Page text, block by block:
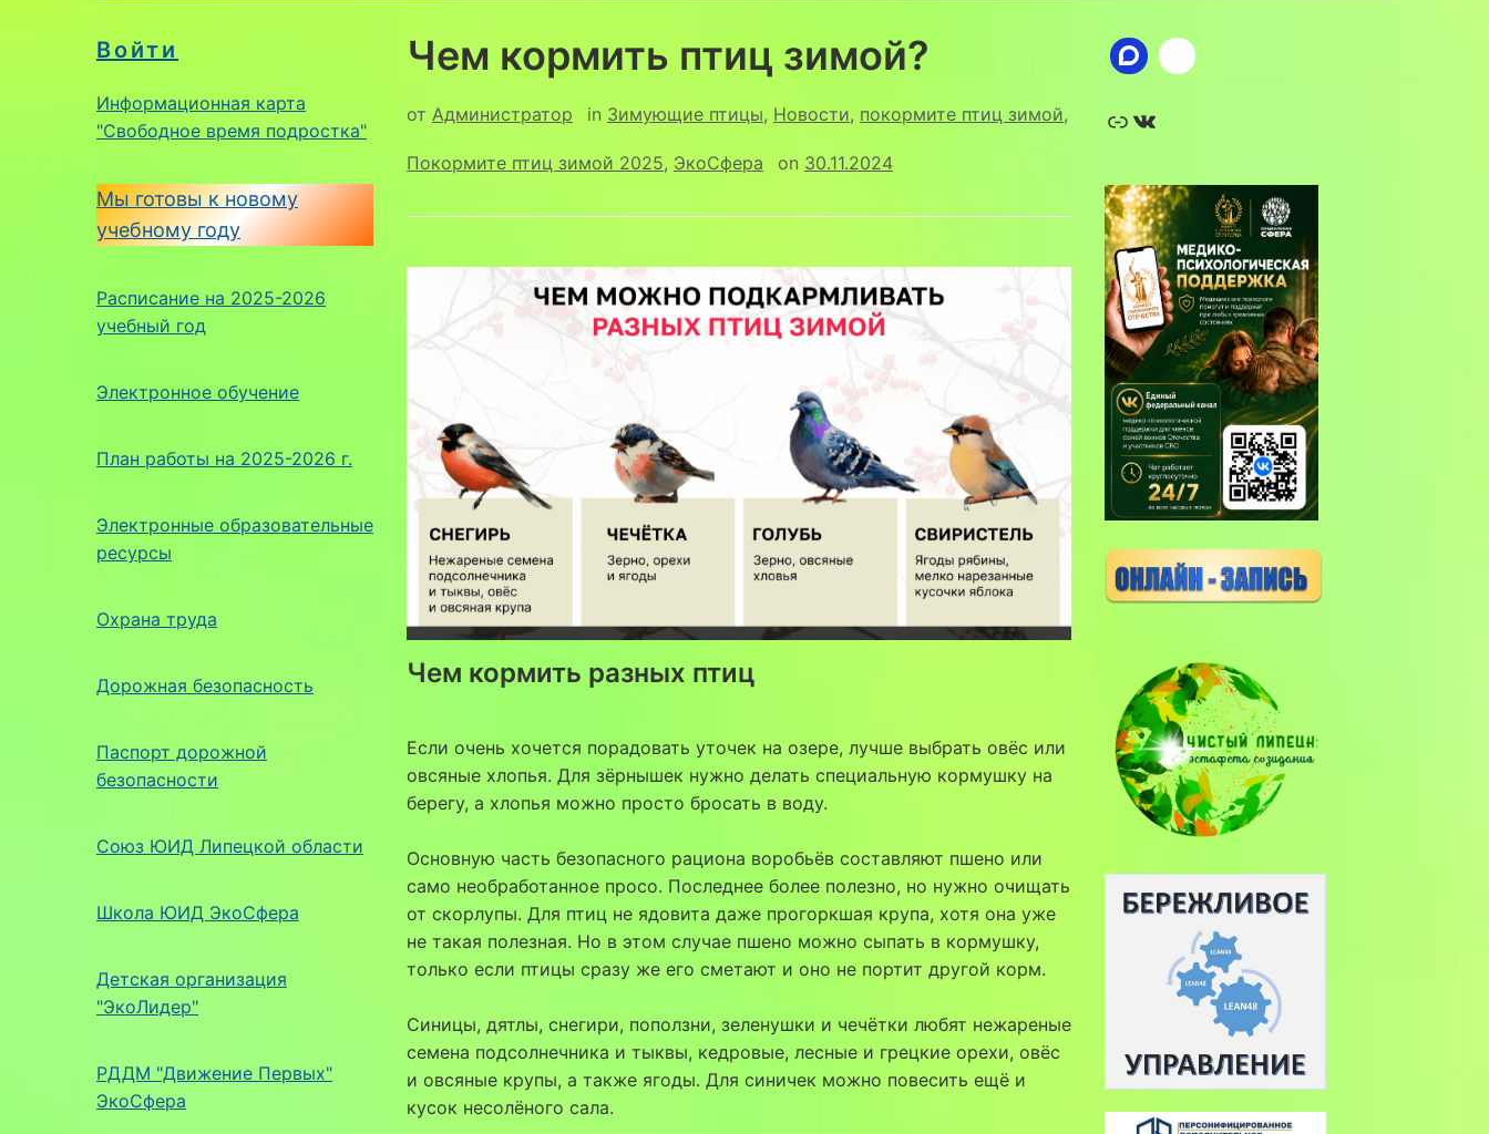
Войти
Информационная карта
"Свободное время подростка"
Мы готовы к новому
учебному году
Расписание на 2025-2026
учебный год
Электронное обучение
План работы на 2025-2026 г.
Электронные образовательные
ресурсы
Охрана труда
Дорожная безопасность
Паспорт дорожной
безопасности
Союз ЮИД Липецкой области
Школа ЮИД ЭкоСфера
Детская организация
"ЭкоЛидер"
РДДМ "Движение Первых"
ЭкоСфера
Чем кормить птиц зимой?
от Администратор in Зимующие птицы, Новости, покормите птиц зимой,
Покормите птиц зимой 2025, ЭкоСфера on 30.11.2024
Чем кормить разных птиц
Если очень хочется порадовать уточек на озере, лучше выбрать овёс или
овсяные хлопья. Для зёрнышек нужно делать специальную кормушку на
берегу, а хлопья можно просто бросать в воду.
Основную часть безопасного рациона воробьёв составляют пшено или
само необработанное просо. Последнее более полезно, но нужно очищать
от скорлупы. Для птиц не ядовита даже прогоркшая крупа, хотя она уже
не такая полезная. Но в этом случае пшено можно сыпать в кормушку,
только если птицы сразу же его сметают и оно не портит другой корм.
Синицы, дятлы, снегири, поползни, зеленушки и чечётки любят нежареные
семена подсолнечника и тыквы, кедровые, лесные и грецкие орехи, овёс
и овсяные крупы, а также ягоды. Для синичек можно повесить ещё и
кусок несолёного сала.
Ссылка